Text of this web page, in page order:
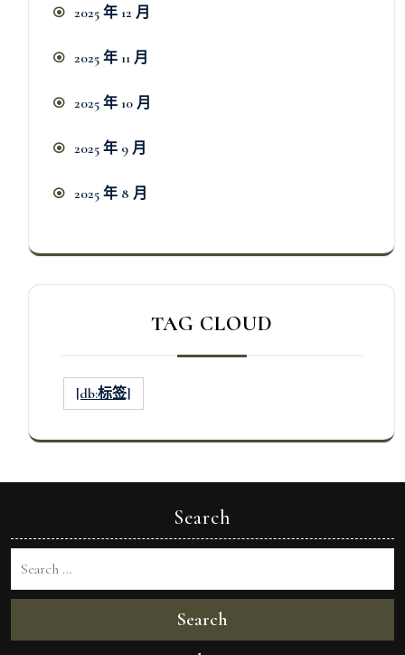
2025 年 12 月
2025 年 11 月
2025 年 10 月
2025 年 9 月
2025 年 8 月
TAG CLOUD
[db:标签]
Search
Search